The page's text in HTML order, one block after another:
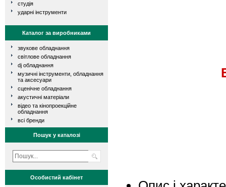
студія
ударні інструменти
Каталог за виробниками
звукове обладнання
світлове обладнання
dj обладнання
музичні інструменти, обладнання
та аксесуари
сценічне обладнання
акустичні матеріали
відео та кінопроекційне
обладнання
всі бренди
Пошук у каталозі
Особистий кабінет